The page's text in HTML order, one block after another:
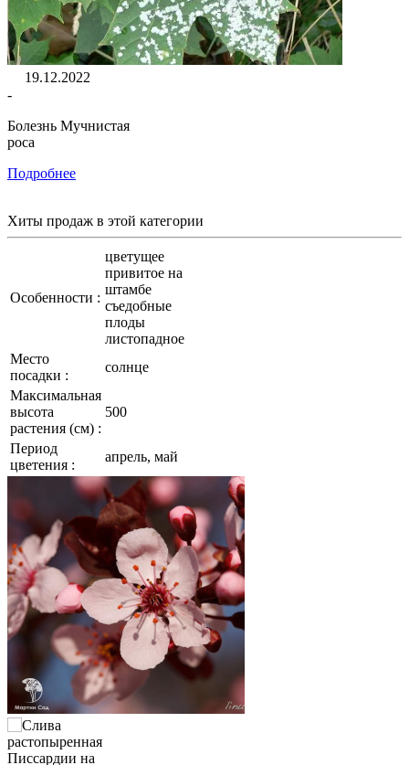
19.12.2022
-
Болезнь Мучнистая
роса
Подробнее
Хиты продаж в этой категории
Особенности :
цветущее
привитое на
штамбе
съедобные
плоды
листопадное
Место
посадки :
солнце
Максимальная
высота
растения (см) :
500
Период
цветения :
апрель, май